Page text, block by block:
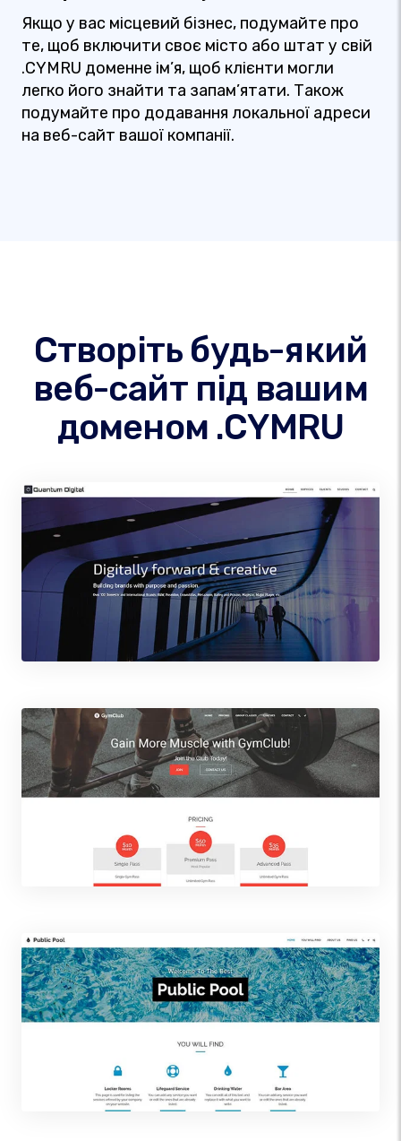
Якщо у вас місцевий бізнес, подумайте про
те, щоб включити своє місто або штат у свій
.CYMRU доменне ім’я, щоб клієнти могли
легко його знайти та запам’ятати. Також
подумайте про додавання локальної адреси
на веб-сайт вашої компанії.
Створіть будь-який
веб-сайт під вашим
доменом .CYMRU